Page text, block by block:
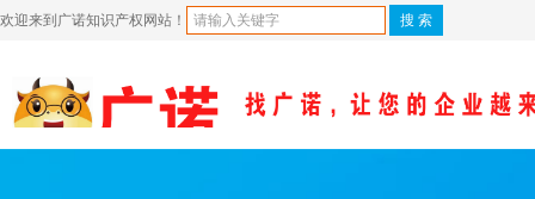
欢迎来到广诺知识产权网站！